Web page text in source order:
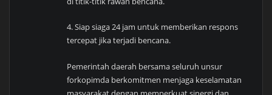
4. Siap siaga 24 jam untuk memberikan respons
tercepat jika terjadi bencana.
Pemerintah daerah bersama seluruh unsur
forkopimda berkomitmen menjaga keselamatan